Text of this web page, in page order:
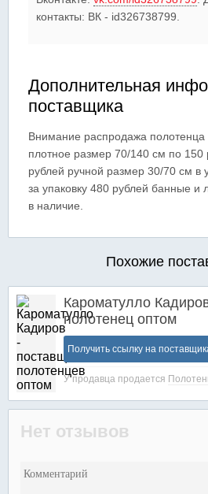
контакты: ВК - id326738799.
Дополнительная
поставщика
Внимание распродажа
плотное размер 70/140 см по 150
рублей ручной размер 30/70 см в
за упаковку 480 рублей банные
в наличие.
Похожие
Кароматулло
полотенец оптом
Получить ссылку на
У продавца продается
Нет отзывов